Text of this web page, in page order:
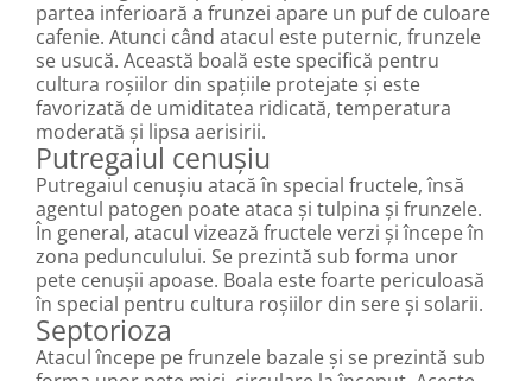
partea inferioară a frunzei apare un puf de culoare
cafenie. Atunci când atacul este puternic, frunzele
se usucă. Această boală este specifică pentru
cultura roșiilor din spațiile protejate și este
favorizată de umiditatea ridicată, temperatura
moderată și lipsa aerisirii.
Putregaiul cenușiu
Putregaiul cenușiu atacă în special fructele, însă
agentul patogen poate ataca și tulpina și frunzele.
În general, atacul vizează fructele verzi și începe în
zona pedunculului. Se prezintă sub forma unor
pete cenușii apoase. Boala este foarte periculoasă
în special pentru cultura roșiilor din sere și solarii.
Septorioza
Atacul începe pe frunzele bazale și se prezintă sub